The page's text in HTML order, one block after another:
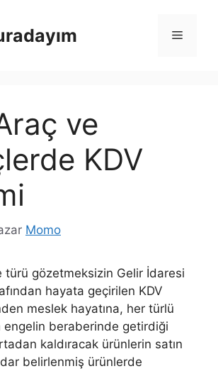
Menü
ve
KDV
Momo
türü gözetmeksizin Gelir İdaresi
hayata geçirilen KDV
meslek hayatına, her türlü
engelin beraberinde getirdiği
kaldıracak ürünlerin satın
belirlenmiş ürünlerde